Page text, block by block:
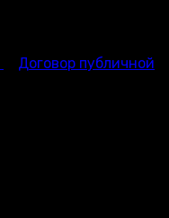
Договор публичной